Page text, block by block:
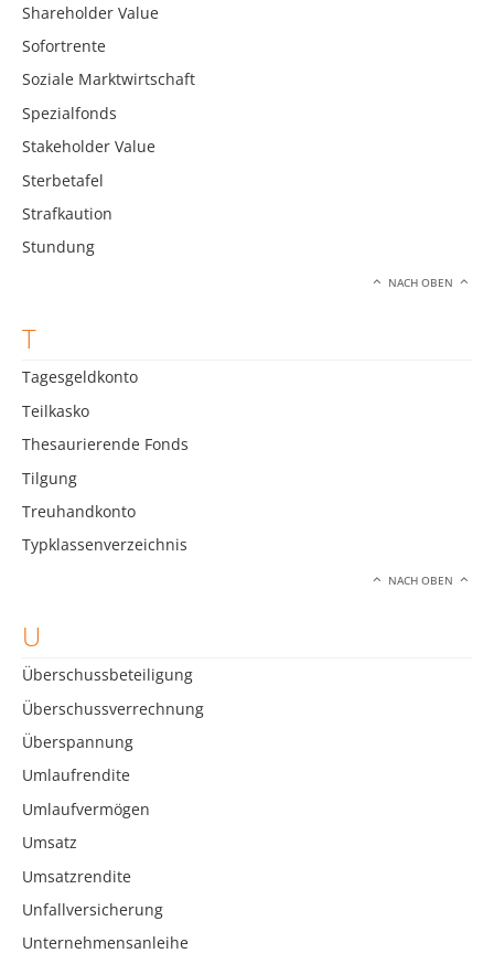
Shareholder Value
Sofortrente
Soziale Marktwirtschaft
Spezialfonds
Stakeholder Value
Sterbetafel
Strafkaution
Stundung
NACH OBEN
T
Tagesgeldkonto
Teilkasko
Thesaurierende Fonds
Tilgung
Treuhandkonto
Typklassenverzeichnis
NACH OBEN
U
Überschussbeteiligung
Überschussverrechnung
Überspannung
Umlaufrendite
Umlaufvermögen
Umsatz
Umsatzrendite
Unfallversicherung
Unternehmensanleihe